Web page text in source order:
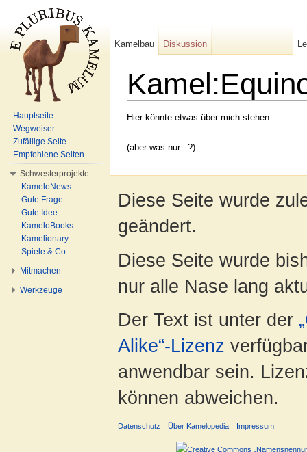
Hier könnte etwas über mich stehen.
(aber was nur...?)
Kamelbau Diskussion
Hauptseite
Wegweiser
Zufällige Seite
Empfohlene Seiten
Schwesterprojekte
KameloNews
Gute Frage
Gute Idee
KameloBooks
Kamelionary
Spiele & Co.
Mitmachen
Werkzeuge
Diese Seite wurde
geändert.
Diese Seite wurde
nur alle Nase lang
Der Text ist unter der
Alike“-Lizenz
anwendbar sein.
können abweichen.
Datenschutz Über Kamelopedia Impressum